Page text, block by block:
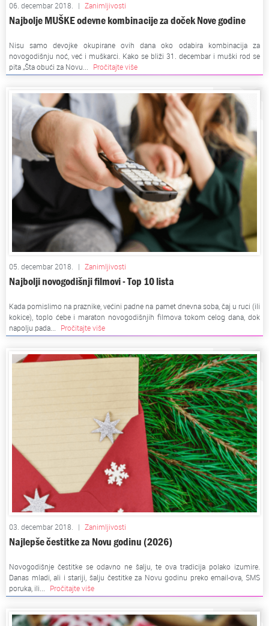
06. decembar 2018. | Zanimljivosti
Najbolje MUŠKE odevne kombinacije za doček Nove godine
Nisu samo devojke okupirane ovih dana oko odabira kombinacija za
novogodišnju noć, već i muškarci. Kako se bliži 31. decembar i muški rod se
pita „Šta obući za Novu...
Pročitajte više
05. decembar 2018. | Zanimljivosti
Najbolji novogodišnji filmovi - Top 10 lista
Kada pomislimo na praznike, većini padne na pamet dnevna soba, čaj u ruci (ili
kokice), toplo ćebe i maraton novogodišnjih filmova tokom celog dana, dok
napolju pada...
Pročitajte više
03. decembar 2018. | Zanimljivosti
Najlepše čestitke za Novu godinu (2026)
Novogodišnje čestitke se odavno ne šalju, te ova tradicija polako izumire.
Danas mladi, ali i stariji, šalju čestitke za Novu godinu preko email-ova, SMS
poruka, ili...
Pročitajte više